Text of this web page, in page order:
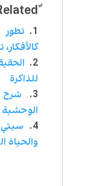
ٌRelated:
للذاكرة
شرح
الوحشية
والحياة